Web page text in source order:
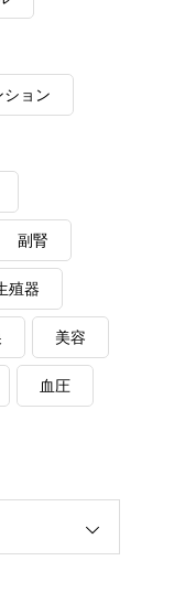
ション
副腎
殖器
美容
血圧